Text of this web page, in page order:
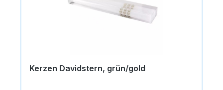
Kerzen Davidstern, grün/gold